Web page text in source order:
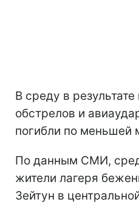
В среду в
обстрелов и
погибли по меньшей
По данным СМИ,
жители лагеря
Зейтун в